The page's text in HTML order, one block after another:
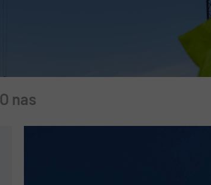
O nas